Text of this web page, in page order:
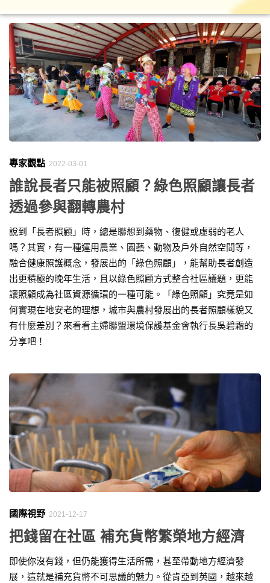
專家觀點 2022-03-01
誰說長者只能被照顧？綠色照顧讓長者
透過參與翻轉農村
說到「長者照顧」時，總是聯想到藥物、復健或虛弱的老人
嗎？其實，有一種運用農業、園藝、動物及戶外自然空間等，
融合健康照護概念，發展出的「綠色照顧」，能幫助長者創造
出更積極的晚年生活，且以綠色照顧方式整合社區議題，更能
讓照顧成為社區資源循環的一種可能。「綠色照顧」究竟是如
何實現在地安老的理想，城市與農村發展出的長者照顧樣貌又
有什麼差別？來看看主婦聯盟環境保護基金會執行長吳碧霜的
分享吧！
國際視野 2021-12-17
把錢留在社區 補充貨幣繁榮地方經濟
即使你沒有錢，但仍能獲得生活所需，甚至帶動地方經濟發
展，這就是補充貨幣不可思議的魅力。從肯亞到英國，越來越